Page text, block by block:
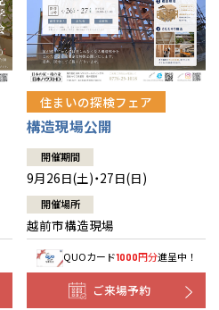
住まいの探検フェア
構造現場公開
開催期間
9月26日(土)・27日(日)
開催場所
越前市構造現場
QUOカード1000円分進呈中！
ご来場予約